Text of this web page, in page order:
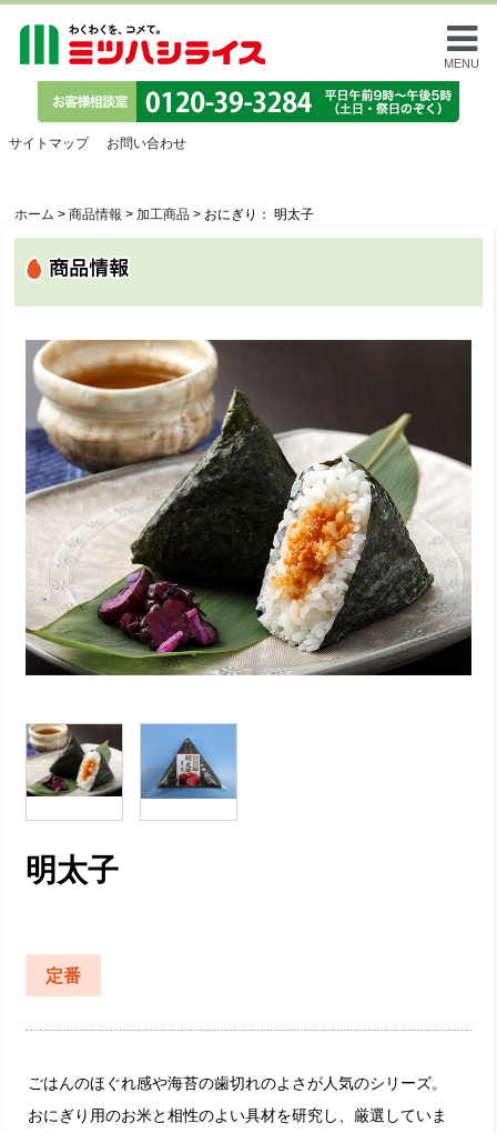
MENU
サイトマップ お問い合わせ
ホーム > 商品情報 > 加工商品 > おにぎり： 明太子
明太子
定番
ごはんのほぐれ感や海苔の歯切れのよさが人気のシリーズ。
おにぎり用のお米と相性のよい具材を研究し、厳選していま